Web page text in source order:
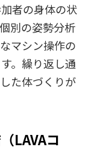
者の身体の状
別の姿勢分析
マシン操作の
。繰り返し通
た体づくりが
LAVAコ